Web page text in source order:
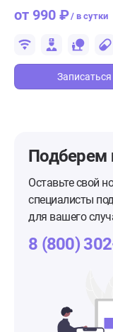
от 990 ₽/ в сутки
Записаться
Подберем
Оставьте свой
специалисты
для вашего
8 (800)